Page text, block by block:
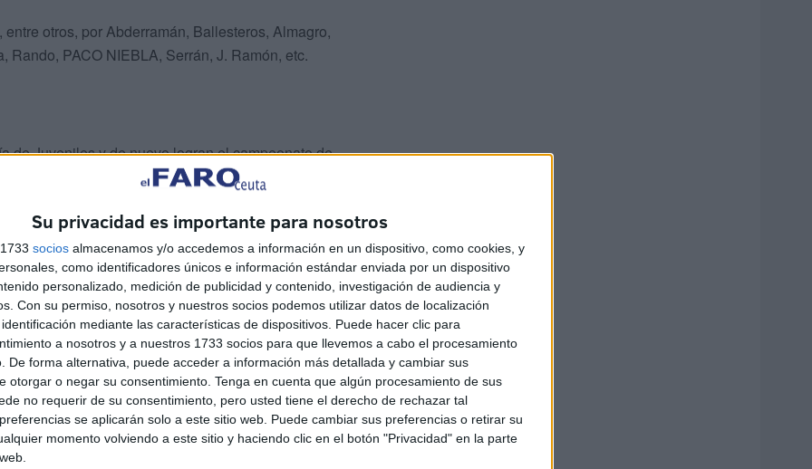
Su privacidad es importante para nosotros
socios almacenamos y/o accedemos a información en un dispositivo, como cookies, y
como identificadores únicos e información estándar enviada por un dispositivo
personalizado, medición de publicidad y contenido, investigación de audiencia y
Con su permiso, nosotros y nuestros socios podemos utilizar datos de localización
mediante las características de dispositivos. Puede hacer clic para
a nosotros y a nuestros 1733 socios para que llevemos a cabo el procesamiento
De forma alternativa, puede acceder a información más detallada y cambiar sus
otorgar o negar su consentimiento. Tenga en cuenta que algún procesamiento de sus
no requerir de su consentimiento, pero usted tiene el derecho de rechazar tal
se aplicarán solo a este sitio web. Puede cambiar sus preferencias o retirar su
momento volviendo a este sitio y haciendo clic en el botón "Privacidad" en la parte
otros, por Abderramán, Ballesteros, Almagro,
PACO NIEBLA, Serrán, J. Ramón, etc.
de Juveniles y de nuevo logran el campeonato de
que hicieron aún más potente al conjunto del U A
y desarrollando un juego cada vez más veloz y
llegaría lejos en el mundo del futbol.
estaba la de Juan Vivas, actual Presidente de la
la de delantero.
más o menos su equipo base, y habitualmente
Cantero, Silva, Muñoz, J. Ramón, PACO